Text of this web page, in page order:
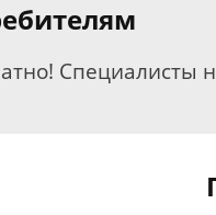
Специалисты